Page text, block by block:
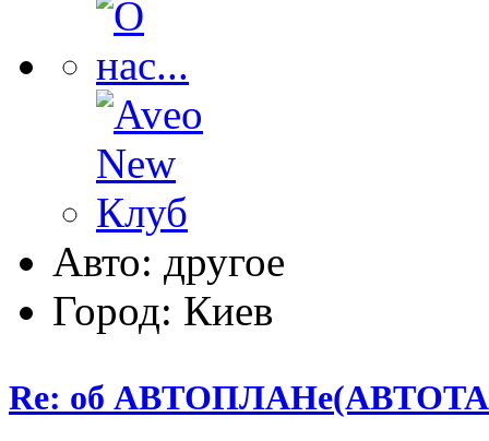
Авто: другое
Город: Киев
Re: об